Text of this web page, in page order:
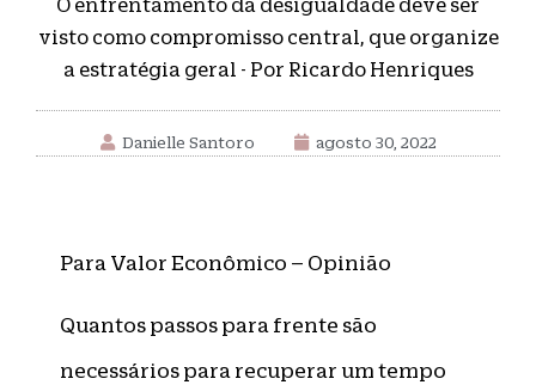
O enfrentamento da desigualdade deve ser
visto como compromisso central, que organize
a estratégia geral - Por Ricardo Henriques
Danielle Santoro agosto 30, 2022
Para Valor Econômico – Opinião
Quantos passos para frente são
necessários para recuperar um tempo